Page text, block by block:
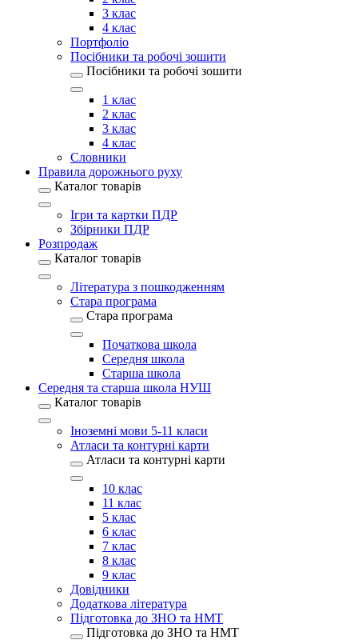
3 клас
4 клас
Портфоліо
Посібники та робочі зошити
Посібники та робочі зошити
1 клас
2 клас
3 клас
4 клас
Словники
Правила дорожнього руху
Каталог товарів
Ігри та картки ПДР
Збірники ПДР
Розпродаж
Каталог товарів
Література з пошкодженням
Стара програма
Стара програма
Початкова школа
Середня школа
Старша школа
Середня та старша школа НУШ
Каталог товарів
Іноземні мови 5-11 класи
Атласи та контурні карти
Атласи та контурні карти
10 клас
11 клас
5 клас
6 клас
7 клас
8 клас
9 клас
Довідники
Додаткова література
Підготовка до ЗНО та НМТ
Підготовка до ЗНО та НМТ